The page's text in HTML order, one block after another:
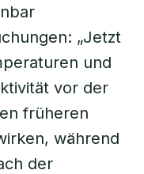
„Jetzt
und
vor der
früheren
während
der